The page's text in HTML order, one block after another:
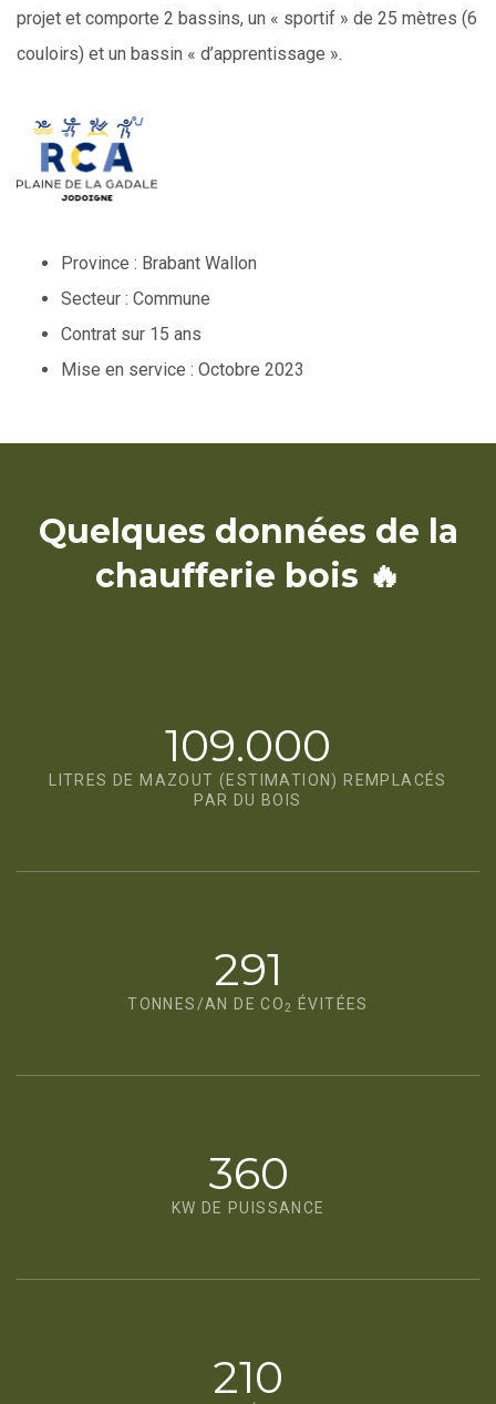
projet et comporte 2 bassins, un « sportif » de 25 mètres (6
couloirs) et un bassin « d’apprentissage ».
Province : Brabant Wallon
Secteur : Commune
Contrat sur 15 ans
Mise en service : Octobre 2023
Quelques données de la
chaufferie bois 🔥
109.000
LITRES DE MAZOUT (ESTIMATION) REMPLACÉS
PAR DU BOIS
291
TONNES/AN DE CO2 ÉVITÉES
360
KW DE PUISSANCE
210